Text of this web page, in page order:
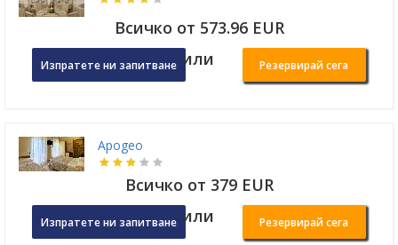
Всичко от 573.96 EUR
Изпратете ни запитване или Резервирай сега
Apogeo
Всичко от 379 EUR
Изпратете ни запитване или Резервирай сега